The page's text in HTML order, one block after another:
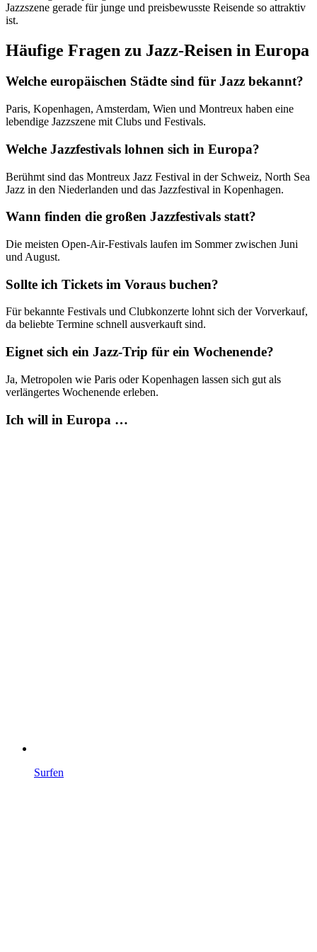
Jazzszene gerade für junge und preisbewusste Reisende so attraktiv
ist.
Häufige Fragen zu Jazz-Reisen in Europa
Welche europäischen Städte sind für Jazz bekannt?
Paris, Kopenhagen, Amsterdam, Wien und Montreux haben eine
lebendige Jazzszene mit Clubs und Festivals.
Welche Jazzfestivals lohnen sich in Europa?
Berühmt sind das Montreux Jazz Festival in der Schweiz, North Sea
Jazz in den Niederlanden und das Jazzfestival in Kopenhagen.
Wann finden die großen Jazzfestivals statt?
Die meisten Open-Air-Festivals laufen im Sommer zwischen Juni
und August.
Sollte ich Tickets im Voraus buchen?
Für bekannte Festivals und Clubkonzerte lohnt sich der Vorverkauf,
da beliebte Termine schnell ausverkauft sind.
Eignet sich ein Jazz-Trip für ein Wochenende?
Ja, Metropolen wie Paris oder Kopenhagen lassen sich gut als
verlängertes Wochenende erleben.
Ich will in Europa …
Surfen